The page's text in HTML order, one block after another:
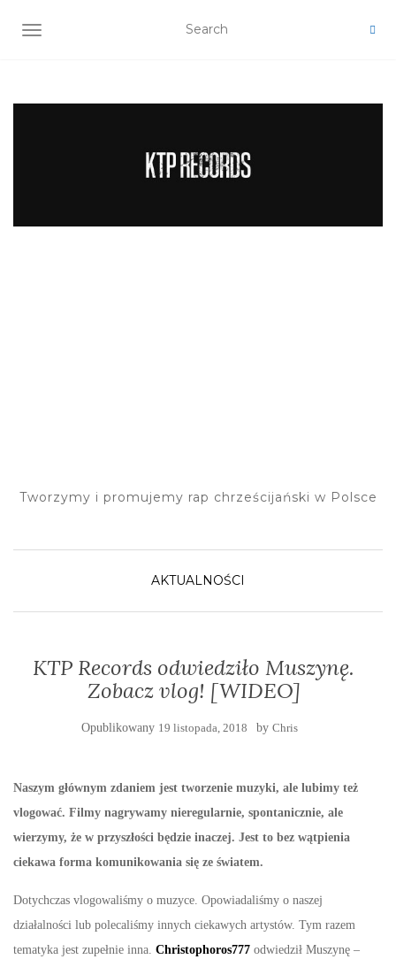
TOGGLE NAVIGATION
Tworzymy i promujemy rap chrześcijański w Polsce
AKTUALNOŚCI
KTP Records odwiedziło Muszynę.
Zobacz vlog! [WIDEO]
Opublikowany 19 listopada, 2018 by Chris
Naszym głównym zdaniem jest tworzenie muzyki, ale lubimy też
vlogować. Filmy nagrywamy nieregularnie, spontanicznie, ale
wierzymy, że w przyszłości będzie inaczej. Jest to bez wątpienia
ciekawa forma komunikowania się ze światem.
Dotychczas vlogowaliśmy o muzyce. Opowiadaliśmy o naszej
działalności lub polecaliśmy innych ciekawych artystów. Tym razem
tematyka jest zupełnie inna. Christophoros777 odwiedził Muszynę –